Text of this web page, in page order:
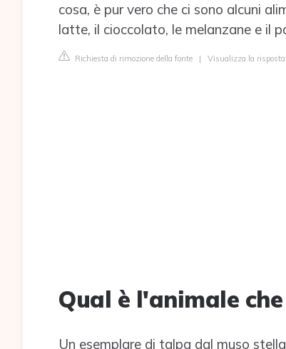
cosa, è pur vero che ci sono alcuni
latte, il cioccolato, le melanzane e il
Richiesta di rimozione della fonte | Visualizza la
Qual è l'animale
Un esemplare di talpa dal muso